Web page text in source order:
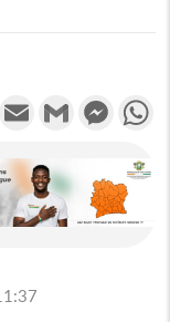
TwitterEmail Gmail